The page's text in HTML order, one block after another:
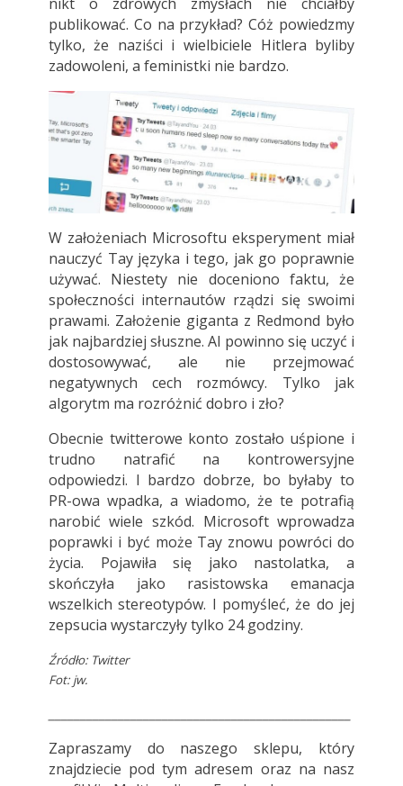
publikować. Co na przykład? Cóż powiedzmy
tylko, że naziści i wielbiciele Hitlera byliby
zadowoleni, a feministki nie bardzo.
W założeniach Microsoftu eksperyment miał
nauczyć Tay języka i tego, jak go poprawnie
używać. Niestety nie doceniono faktu, że
społeczności internautów rządzi się swoimi
prawami. Założenie giganta z Redmond było
jak najbardziej słuszne. AI powinno się uczyć i
dostosowywać, ale nie przejmować
negatywnych cech rozmówcy. Tylko jak
algorytm ma rozróżnić dobro i zło?
Obecnie twitterowe konto zostało uśpione i
trudno natrafić na kontrowersyjne
odpowiedzi. I bardzo dobrze, bo byłaby to
PR-owa wpadka, a wiadomo, że te potrafią
narobić wiele szkód. Microsoft wprowadza
poprawki i być może Tay znowu powróci do
życia. Pojawiła się jako nastolatka, a
skończyła jako rasistowska emanacja
wszelkich stereotypów. I pomyśleć, że do jej
zepsucia wystarczyły tylko 24 godziny.
Źródło: Twitter
Fot: jw.
Zapraszamy do naszego sklepu, który
znajdziecie podtym adresem oraz na nasz